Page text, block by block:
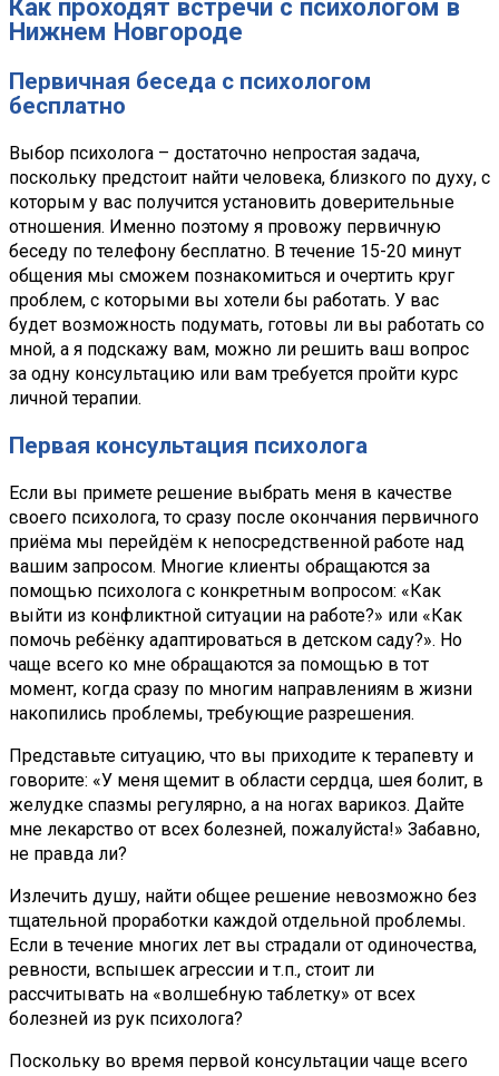
Как проходят встречи с психологом в
Нижнем Новгороде
Первичная беседа с психологом
бесплатно
Выбор психолога – достаточно непростая задача,
поскольку предстоит найти человека, близкого по духу, с
которым у вас получится установить доверительные
отношения. Именно поэтому я провожу первичную
беседу по телефону бесплатно. В течение 15-20 минут
общения мы сможем познакомиться и очертить круг
проблем, с которыми вы хотели бы работать. У вас
будет возможность подумать, готовы ли вы работать со
мной, а я подскажу вам, можно ли решить ваш вопрос
за одну консультацию или вам требуется пройти курс
личной терапии.
Первая консультация психолога
Если вы примете решение выбрать меня в качестве
своего психолога, то сразу после окончания первичного
приёма мы перейдём к непосредственной работе над
вашим запросом. Многие клиенты обращаются за
помощью психолога с конкретным вопросом: «Как
выйти из конфликтной ситуации на работе?» или «Как
помочь ребёнку адаптироваться в детском саду?». Но
чаще всего ко мне обращаются за помощью в тот
момент, когда сразу по многим направлениям в жизни
накопились проблемы, требующие разрешения.
Представьте ситуацию, что вы приходите к терапевту и
говорите: «У меня щемит в области сердца, шея болит, в
желудке спазмы регулярно, а на ногах варикоз. Дайте
мне лекарство от всех болезней, пожалуйста!» Забавно,
не правда ли?
Излечить душу, найти общее решение невозможно без
тщательной проработки каждой отдельной проблемы.
Если в течение многих лет вы страдали от одиночества,
ревности, вспышек агрессии и т.п., стоит ли
рассчитывать на «волшебную таблетку» от всех
болезней из рук психолога?
Поскольку во время первой консультации чаще всего